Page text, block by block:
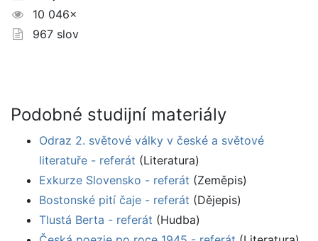
10 046×
967 slov
Podobné studijní materiály
Odraz 2. světové války v české a světové
literatuře - referát (Literatura)
Exkurze Slovensko - referát (Zeměpis)
Bostonské pití čaje - referát (Dějepis)
Tlustá Berta - referát (Hudba)